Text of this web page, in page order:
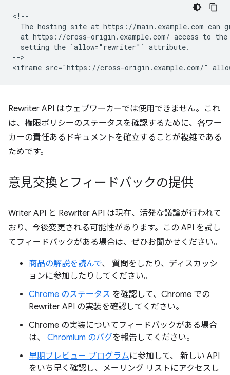
<!--
The hosting site at https://main.example.com can
at https://cross-origin.example.com/ access to
  setting the `allow="rewriter"` attribute.
-->
Rewriter API はウェブワーカーでは使用できません。これ
は、権限ポリシーのステータスを確認するために、各ワー
カーの責任あるドキュメントを確立することが複雑である
ためです。
意見交換とフィードバックの提供
Writer API と Rewriter API は現在、活発な議論が行われて
おり、今後変更される可能性があります。この API を試し
てフィードバックがある場合は、ぜひお聞かせください。
商品の解説を読んで、 質問をしたり、ディスカッシ
ョンに参加したりしてください。
Chrome のステータス を確認して、Chrome での
Rewriter API の実装を確認してください。
Chrome の実装についてフィードバックがある場合
は、 Chromium のバグを報告してください。
早期プレビュー プログラムに参加して、 新しい API
をいち早く確認し、メーリング リストにアクセスし